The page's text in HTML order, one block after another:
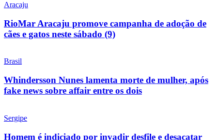
Aracaju
RioMar Aracaju promove campanha de adoção de
cães e gatos neste sábado (9)
Brasil
Whindersson Nunes lamenta morte de mulher, após
fake news sobre affair entre os dois
Sergipe
Homem é indiciado por invadir desfile e desacatar